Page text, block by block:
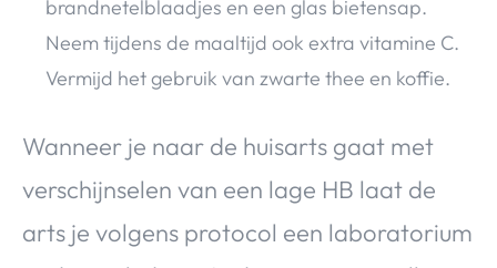
brandnetelblaadjes en een glas bietensap.
Neem tijdens de maaltijd ook extra vitamine C.
Vermijd het gebruik van zwarte thee en koffie.
Wanneer je naar de huisarts gaat met
verschijnselen van een lage HB laat de
arts je volgens protocol een laboratorium